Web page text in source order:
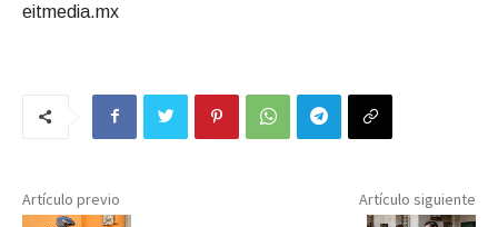
eitmedia.mx
Artículo previo Artículo siguiente